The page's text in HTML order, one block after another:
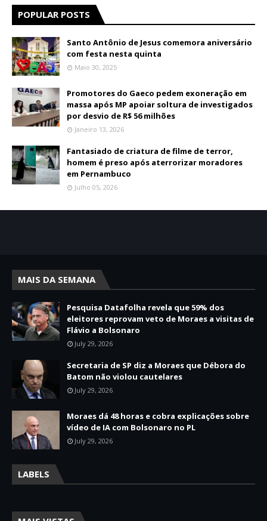
POPULAR POSTS
Santo Antônio de Jesus comemora aniversário
com festa nesta quinta
Maio 30, 2025
Promotores do Gaeco pedem exoneração em
massa após MP apoiar soltura de investigados
por desvio de R$ 56 milhões
Janeiro 13, 2026
Fantasiado de criatura de filme de terror,
homem é preso após aterrorizar moradores
em Pernambuco
Julho 05, 2026
MAIS DA SEMANA
Pesquisa Datafolha revela que 59% dos
eleitores reprovam veto de Moraes a visitas de
Flávio a Bolsonaro
July 29, 2026
Secretaria de SP diz a Moraes que Débora do
Batom não violou cautelares
July 29, 2026
Moraes dá 48 horas e cobra explicações sobre
vídeo de IA com Bolsonaro no PL
July 29, 2026
LABELS